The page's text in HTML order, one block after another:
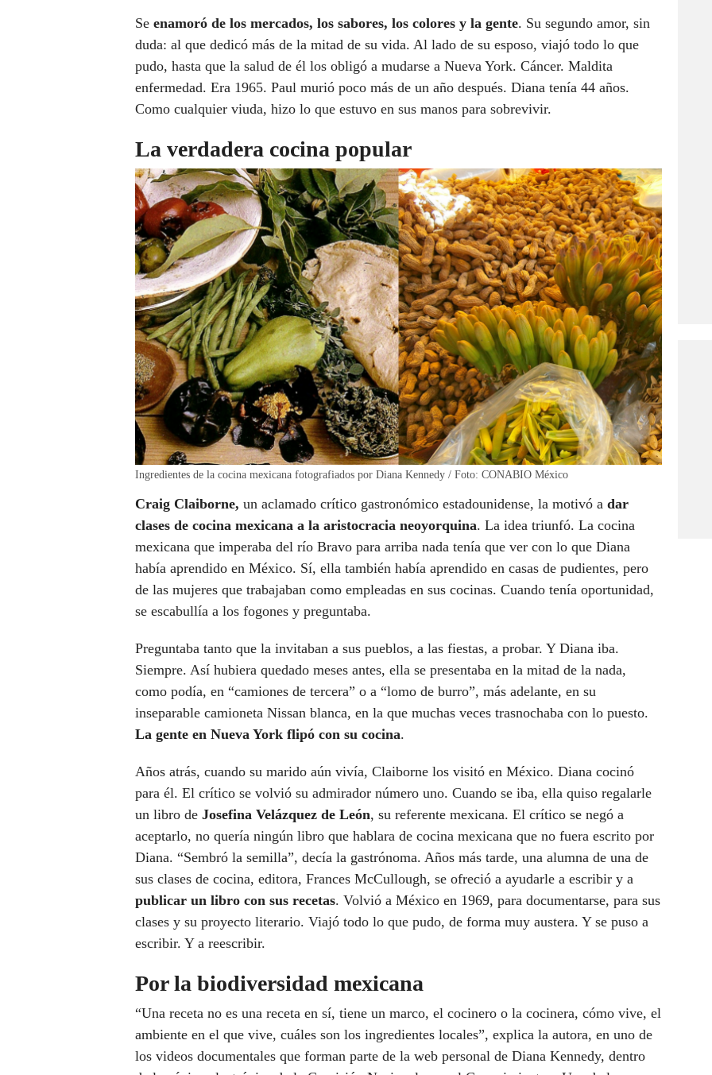
Se enamoró de los mercados, los sabores, los colores y la gente. Su segundo amor, sin
duda: al que dedicó más de la mitad de su vida. Al lado de su esposo, viajó todo lo que
pudo, hasta que la salud de él los obligó a mudarse a Nueva York. Cáncer. Maldita
enfermedad. Era 1965. Paul murió poco más de un año después. Diana tenía 44 años.
Como cualquier viuda, hizo lo que estuvo en sus manos para sobrevivir.
La verdadera cocina popular
Ingredientes de la cocina mexicana fotografiados por Diana Kennedy / Foto: CONABIO México
Craig Claiborne, un aclamado crítico gastronómico estadounidense, la motivó a dar
clases de cocina mexicana a la aristocracia neoyorquina. La idea triunfó. La cocina
mexicana que imperaba del río Bravo para arriba nada tenía que ver con lo que Diana
había aprendido en México. Sí, ella también había aprendido en casas de pudientes, pero
de las mujeres que trabajaban como empleadas en sus cocinas. Cuando tenía oportunidad,
se escabullía a los fogones y preguntaba.
Preguntaba tanto que la invitaban a sus pueblos, a las fiestas, a probar. Y Diana iba.
Siempre. Así hubiera quedado meses antes, ella se presentaba en la mitad de la nada,
como podía, en “camiones de tercera” o a “lomo de burro”, más adelante, en su
inseparable camioneta Nissan blanca, en la que muchas veces trasnochaba con lo puesto.
La gente en Nueva York flipó con su cocina.
Años atrás, cuando su marido aún vivía, Claiborne los visitó en México. Diana cocinó
para él. El crítico se volvió su admirador número uno. Cuando se iba, ella quiso regalarle
un libro de Josefina Velázquez de León, su referente mexicana. El crítico se negó a
aceptarlo, no quería ningún libro que hablara de cocina mexicana que no fuera escrito por
Diana. “Sembró la semilla”, decía la gastrónoma. Años más tarde, una alumna de una de
sus clases de cocina, editora, Frances McCullough, se ofreció a ayudarle a escribir y a
publicar un libro con sus recetas. Volvió a México en 1969, para documentarse, para sus
clases y su proyecto literario. Viajó todo lo que pudo, de forma muy austera. Y se puso a
escribir. Y a reescribir.
Por la biodiversidad mexicana
“Una receta no es una receta en sí, tiene un marco, el cocinero o la cocinera, cómo vive, el
ambiente en el que vive, cuáles son los ingredientes locales”, explica la autora, en uno de
los videos documentales que forman parte de la web personal de Diana Kennedy, dentro